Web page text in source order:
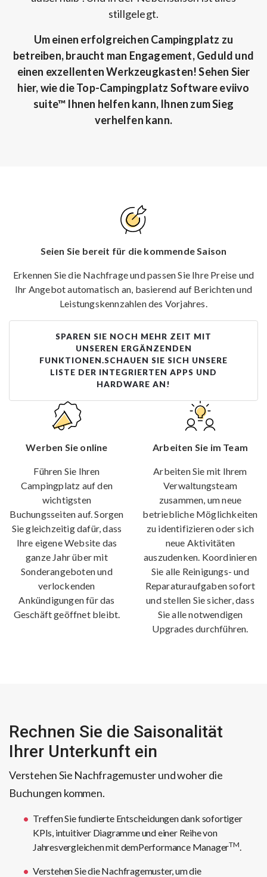
stillgelegt.
Um einen erfolgreichen Campingplatz zu
betreiben, braucht man Engagement, Geduld und
einen exzellenten Werkzeugkasten! Sehen Sier
hier, wie die Top-Campingplatz Software eviivo
suite™ Ihnen helfen kann, Ihnen zum Sieg
verhelfen kann.
Seien Sie bereit für die kommende Saison
Erkennen Sie die Nachfrage und passen Sie Ihre Preise und
Ihr Angebot automatisch an, basierend auf Berichten und
Leistungskennzahlen des Vorjahres.
SPAREN SIE NOCH MEHR ZEIT MIT
UNSEREN ERGÄNZENDEN
FUNKTIONEN.SCHAUEN SIE SICH UNSERE
LISTE DER INTEGRIERTEN APPS UND
HARDWARE AN!
Werben Sie online
Führen Sie Ihren
Campingplatz auf den
wichtigsten
Buchungsseiten auf. Sorgen
Sie gleichzeitig dafür, dass
Ihre eigene Website das
ganze Jahr über mit
Sonderangeboten und
verlockenden
Ankündigungen für das
Geschäft geöffnet bleibt.
Arbeiten Sie im Team
Arbeiten Sie mit Ihrem
Verwaltungsteam
zusammen, um neue
betriebliche Möglichkeiten
zu identifizieren oder sich
neue Aktivitäten
auszudenken. Koordinieren
Sie alle Reinigungs- und
Reparaturaufgaben sofort
und stellen Sie sicher, dass
Sie alle notwendigen
Upgrades durchführen.
Rechnen Sie die Saisonalität
Ihrer Unterkunft ein
Verstehen Sie Nachfragemuster und woher die
Buchungen kommen.
Treffen Sie fundierte Entscheidungen dank sofortiger
KPIs, intuitiver Diagramme und einer Reihe von
Jahresvergleichen mit demPerformance ManagerTM.
Verstehen Sie die Nachfragemuster, um die